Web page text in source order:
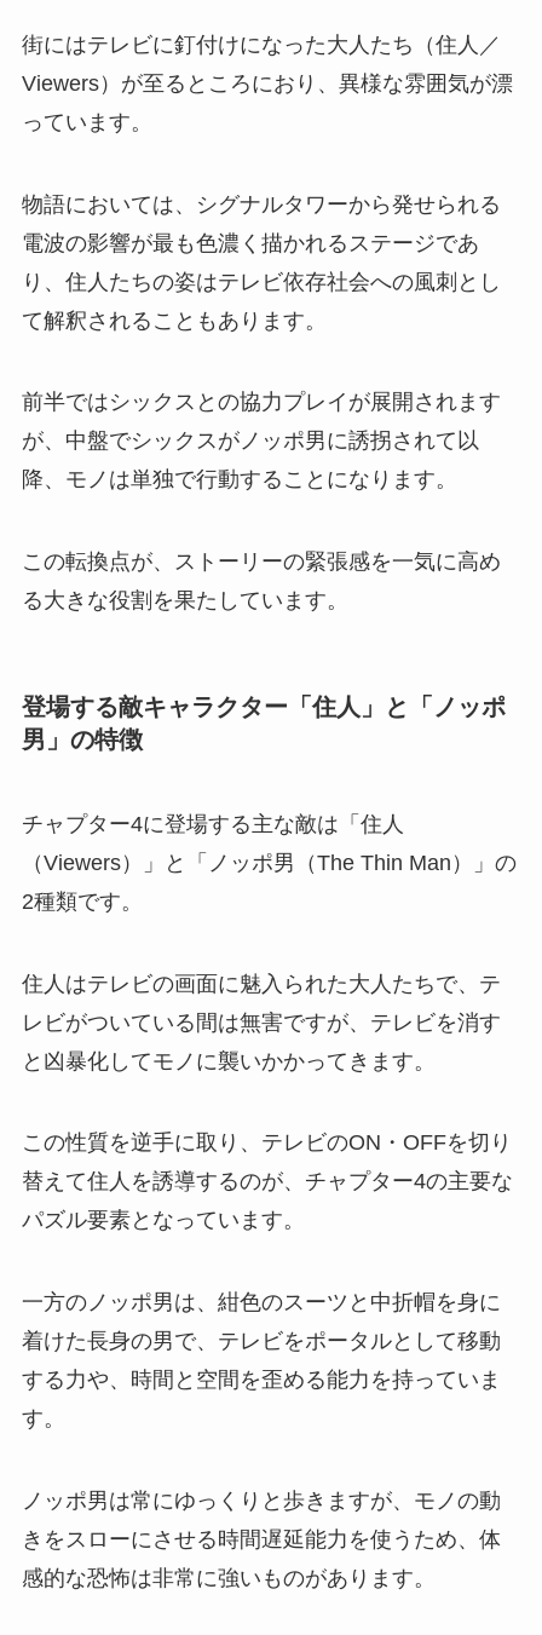
街にはテレビに釘付けになった大人たち（住人／
Viewers）が至るところにおり、異様な雰囲気が漂
っています。
物語においては、シグナルタワーから発せられる
電波の影響が最も色濃く描かれるステージであ
り、住人たちの姿はテレビ依存社会への風刺とし
て解釈されることもあります。
前半ではシックスとの協力プレイが展開されます
が、中盤でシックスがノッポ男に誘拐されて以
降、モノは単独で行動することになります。
この転換点が、ストーリーの緊張感を一気に高め
る大きな役割を果たしています。
登場する敵キャラクター「住人」と「ノッポ
男」の特徴
チャプター4に登場する主な敵は「住人
（Viewers）」と「ノッポ男（The Thin Man）」の
2種類です。
住人はテレビの画面に魅入られた大人たちで、テ
レビがついている間は無害ですが、テレビを消す
と凶暴化してモノに襲いかかってきます。
この性質を逆手に取り、テレビのON・OFFを切り
替えて住人を誘導するのが、チャプター4の主要な
パズル要素となっています。
一方のノッポ男は、紺色のスーツと中折帽を身に
着けた長身の男で、テレビをポータルとして移動
する力や、時間と空間を歪める能力を持っていま
す。
ノッポ男は常にゆっくりと歩きますが、モノの動
きをスローにさせる時間遅延能力を使うため、体
感的な恐怖は非常に強いものがあります。